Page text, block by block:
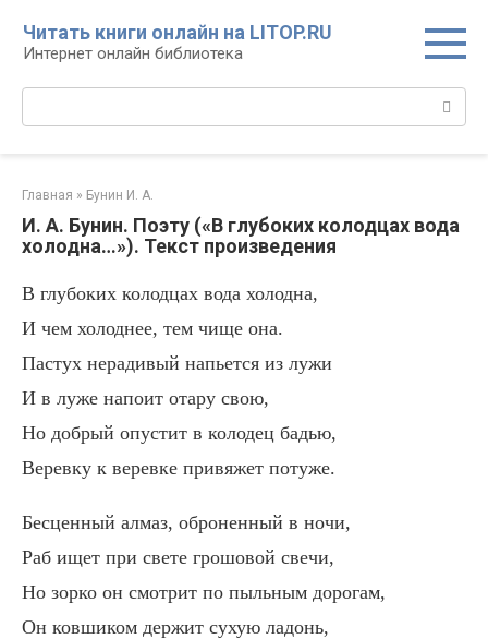
контенту
Читать книги онлайн на LITOP.RU
Интернет онлайн библиотека
Главная » Бунин И. А.
И. А. Бунин. Поэту («В глубоких колодцах вода
холодна…»). Текст произведения
В глубоких колодцах вода холодна,
И чем холоднее, тем чище она.
Пастух нерадивый напьется из лужи
И в луже напоит отару свою,
Но добрый опустит в колодец бадью,
Веревку к веревке привяжет потуже.
Бесценный алмаз, оброненный в ночи,
Раб ищет при свете грошовой свечи,
Но зорко он смотрит по пыльным дорогам,
Он ковшиком держит сухую ладонь,